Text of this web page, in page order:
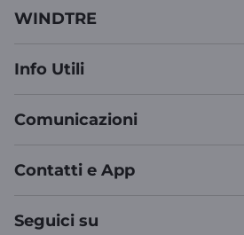
WINDTRE
Info Utili
Comunicazioni
Contatti e App
Seguici su